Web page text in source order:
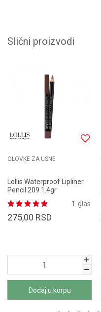
Slični proizvodi
OLOVKE ZA USNE
Lollis Waterproof Lipliner
Pencil 209 1.4gr
glas
1
275,00 RSD
Dodaj u korpu